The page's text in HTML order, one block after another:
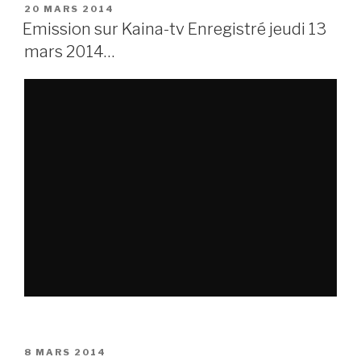
PUBLIÉ
LE
20 MARS 2014
Emission sur Kaina-tv Enregistré jeudi 13
mars 2014…
PUBLIÉ
8 MARS 2014